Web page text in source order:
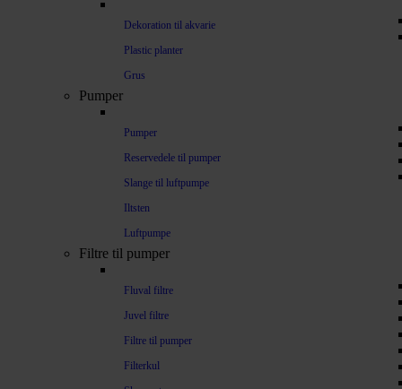
Dekoration til akvarie
Plastic planter
Grus
Pumper
Pumper
Reservedele til pumper
Slange til luftpumpe
Iltsten
Luftpumpe
Filtre til pumper
Fluval filtre
Juvel filtre
Filtre til pumper
Filterkul